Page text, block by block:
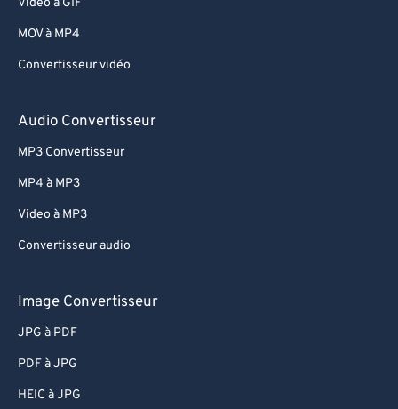
Video à GIF
MOV à MP4
Convertisseur vidéo
Audio Convertisseur
MP3 Convertisseur
MP4 à MP3
Video à MP3
Convertisseur audio
Image Convertisseur
JPG à PDF
PDF à JPG
HEIC à JPG